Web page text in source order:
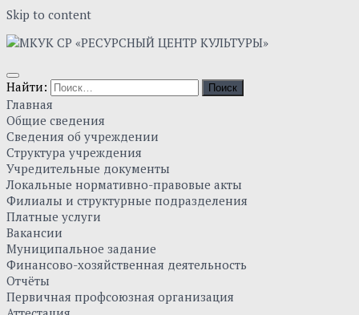
Skip to content
Найти:
Главная
Общие сведения
Сведения об учреждении
Структура учреждения
Учредительные документы
Локальные нормативно-правовые акты
Филиалы и структурные подразделения
Платные услуги
Вакансии
Муниципальное задание
Финансово-хозяйственная деятельность
Отчёты
Первичная профсоюзная организация